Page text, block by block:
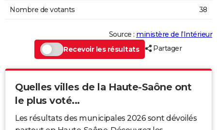
Nombre de votants 38
Source : ministère de l’Intérieur
Recevoir les résultats
Partager
Quelles villes de la Haute-Saône ont
le plus voté...
Les résultats des municipales 2026 sont dévoilés